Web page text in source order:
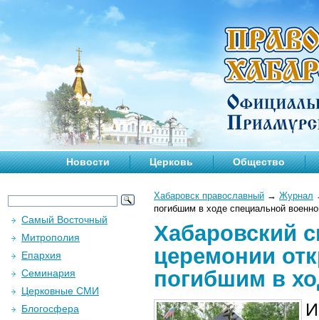
Новости Церковь Общество
Хабаровск православный → Журнал
погибшим в ходе специальной
Хабаровский
церемонии
погибшим в
Самый Восточный
Митрополия
Епархия
Семинария
Церковные СМИ
Блогосфера